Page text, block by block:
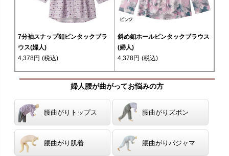
7分袖スナップ釦ピンタックブラ
ウス(婦人)
4,378円 (税込)
斜め釦ホールピンタックブラウス
(婦人)
4,378円 (税込)
婦人腰が曲がってお悩みの方
腰曲がりトップス 腰曲がりズボン
腰曲がり肌着 腰曲がりパジャマ